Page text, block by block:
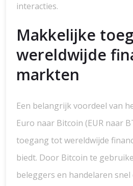
interacties.
Makkelijke
wereldwijde
markten
Een belangrijk voordeel van
Euro naar Bitcoin (EUR naar
toegang tot wereldwijde
biedt. Door Bitcoin te
beleggers en handelaren